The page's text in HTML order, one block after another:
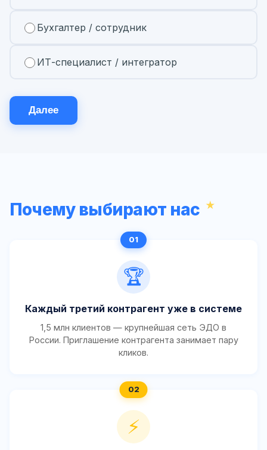
Бухгалтер / сотрудник
ИТ-специалист / интегратор
Далее
Почему выбирают нас
🏆
Каждый третий контрагент уже в системе
1,5 млн клиентов — крупнейшая сеть ЭДО в
России. Приглашение контрагента занимает пару
кликов.
⚡